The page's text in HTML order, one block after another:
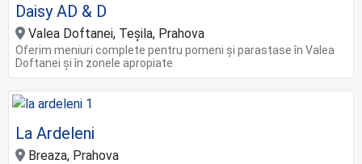
Daisy AD & D
Valea Doftanei, Teșila, Prahova
Oferim meniuri complete pentru pomeni și parastase în Valea
Doftanei și în zonele apropiate
La Ardeleni
Breaza, Prahova